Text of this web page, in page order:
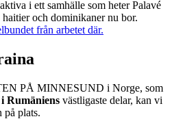
i ett samhälle som heter Palavé
haitier och dominikaner nu bor.
från arbetet där.
PÅ MINNESUND i Norge, som
Rumäniens västligaste delar, kan vi
på plats.